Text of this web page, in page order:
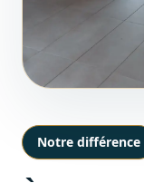
Notre différence